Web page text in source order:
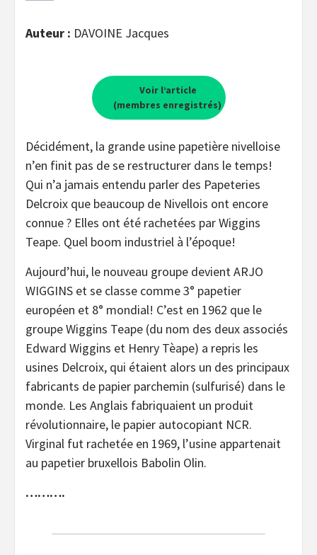
Auteur : DAVOINE Jacques
Voir l’article
(membres enregistrés)
Décidément, la grande usine papetière nivelloise
n’en finit pas de se restructurer dans le temps!
Qui n’a jamais entendu parler des Papeteries
Delcroix que beaucoup de Nivellois ont encore
connue ? Elles ont été rachetées par Wiggins
Teape. Quel boom industriel à l’époque!
Aujourd’hui, le nouveau groupe devient ARJO
WIGGINS et se classe comme 3° papetier
européen et 8° mondial! C’est en 1962 que le
groupe Wiggins Teape (du nom des deux associés
Edward Wiggins et Henry Tèape) a repris les
usines Delcroix, qui étaient alors un des principaux
fabricants de papier parchemin (sulfurisé) dans le
monde. Les Anglais fabriquaient un produit
révolutionnaire, le papier autocopiant NCR.
Virginal fut rachetée en 1969, l’usine appartenait
au papetier bruxellois Babolin Olin.
……….